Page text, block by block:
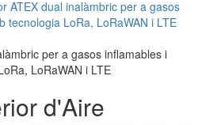
per a gasos inflamables i
LoRaWAN i LTE
d'Aire